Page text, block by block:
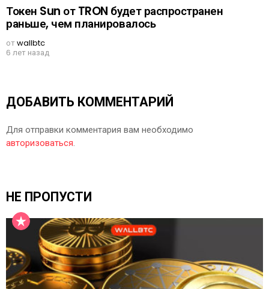
Токен Sun от TRON будет распространен
раньше, чем планировалось
отwallbtc
6 лет назад
ДОБАВИТЬ КОММЕНТАРИЙ
Для отправки комментария вам необходимо
авторизоваться.
НЕ ПРОПУСТИ